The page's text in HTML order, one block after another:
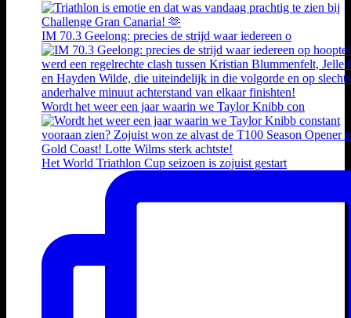
IM 70.3 Geelong: precies de strijd waar iedereen o
Wordt het weer een jaar waarin we Taylor Knibb con
Het World Triathlon Cup seizoen is zojuist gestart